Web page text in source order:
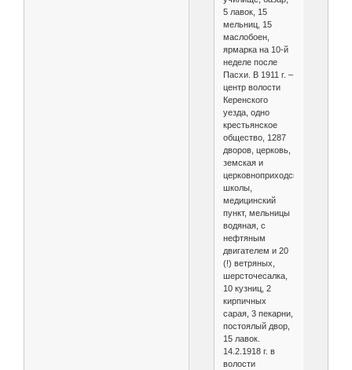
5 лавок, 15
мельниц, 15
маслобоен,
ярмарка на 10-й
неделе после
Пасхи. В 1911 г. –
центр волости
Керенского
уезда, одно
крестьянское
общество, 1287
дворов, церковь,
земская и
церковноприходская
школы,
медицинский
пункт, мельницы
водяная, с
нефтяным
двигателем и 20
(!) ветряных,
шерсточесалка,
10 кузниц, 2
кирпичных
сарая, 3 пекарни,
постоялый двор,
15 лавок.
14.2.1918 г. в
волости